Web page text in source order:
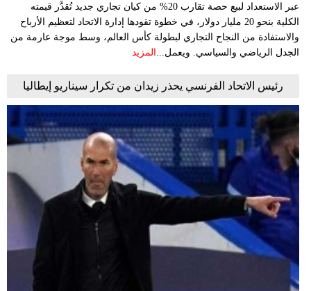
عبر الاستعداد لبيع حصة تقارب 20% من كيان تجاري جديد تُقدَّر قيمته
الكلية بنحو 20 مليار دولار، في خطوة تقودها إدارة الاتحاد لتعظيم الأرباح
والاستفادة من النجاح التجاري لبطولة كأس العالم، وسط موجة عارمة من
الجدل الرياضي والسياسي. ويعمل... المزيد
رئيس الاتحاد الفرنسي يحذر زيدان من تكرار سيناريو إيطاليا